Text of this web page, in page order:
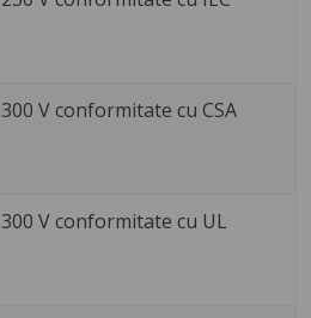
300 V conformitate cu CSA
300 V conformitate cu UL